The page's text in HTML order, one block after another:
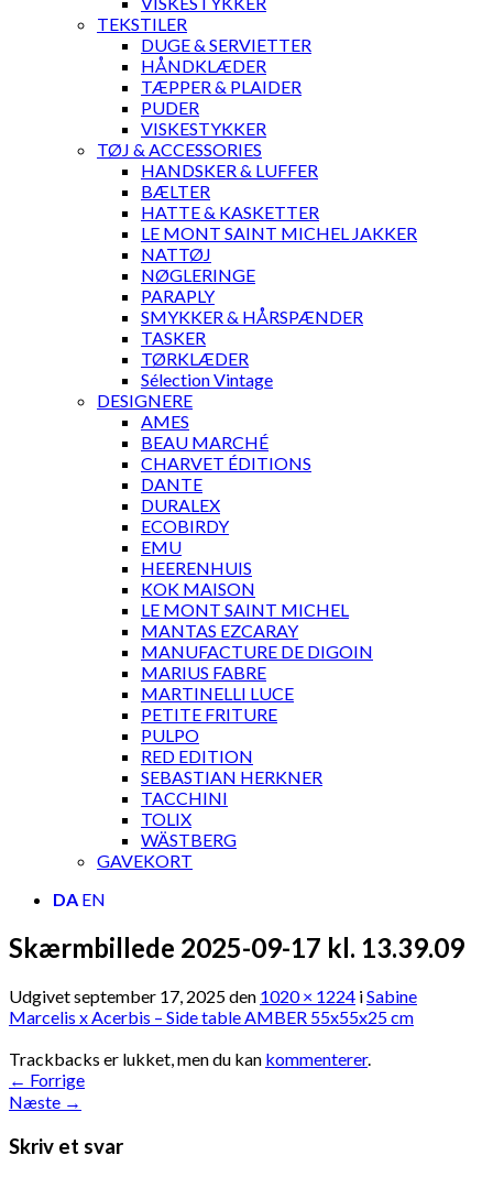
TEKSTILER
DUGE & SERVIETTER
HÅNDKLÆDER
TÆPPER & PLAIDER
PUDER
VISKESTYKKER
TØJ & ACCESSORIES
HANDSKER & LUFFER
BÆLTER
HATTE & KASKETTER
LE MONT SAINT MICHEL JAKKER
NATTØJ
NØGLERINGE
PARAPLY
SMYKKER & HÅRSPÆNDER
TASKER
TØRKLÆDER
Sélection Vintage
DESIGNERE
AMES
BEAU MARCHÉ
CHARVET ÉDITIONS
DANTE
DURALEX
ECOBIRDY
EMU
HEERENHUIS
KOK MAISON
LE MONT SAINT MICHEL
MANTAS EZCARAY
MANUFACTURE DE DIGOIN
MARIUS FABRE
MARTINELLI LUCE
PETITE FRITURE
PULPO
RED EDITION
SEBASTIAN HERKNER
TACCHINI
TOLIX
WÄSTBERG
GAVEKORT
DA EN
Skærmbillede 2025-09-17 kl. 13.39.09
Udgivetseptember 17, 2025den 1020 × 1224 iSabine
Marcelis x Acerbis – Side table AMBER 55x55x25 cm
Trackbacks er lukket, men du kan kommenterer.
← Forrige
Næste →
Skriv et svar